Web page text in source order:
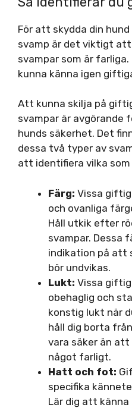
För att skydda din
svamp är det viktigt
svampar som är
kunna känna igen
Att kunna skilja på
svampar är avgörande
hunds säkerhet. Det
dessa två typer av
att identifiera vilka
Färg: Vissa
och ovanliga
Håll utkik efter
svampar. Dessa
indikation på att
bör undvikas.
Lukt: Vissa
obehaglig och
konstig lukt när
håll dig borta
vara säker än
något farligt.
Hatt och fot:
specifika
Lär dig att känna